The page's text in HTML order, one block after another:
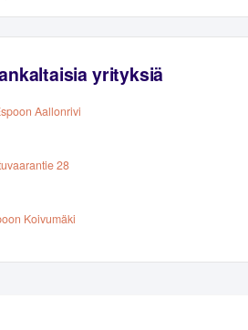
yrityksiä
Aallonrivi
28
Koivumäki